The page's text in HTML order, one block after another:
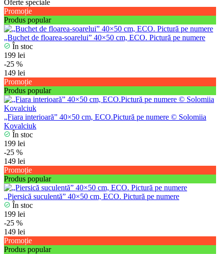
Oferte speciale
Promoție
Produs popular
„Buchet de floarea-soarelui” 40×50 cm, ECO. Pictură pe numere
În stoc
199 lei
-25 %
149 lei
Promoție
Produs popular
„Fiara interioară” 40×50 cm, ECO.Pictură pe numere © Solomiia
Kovalciuk
În stoc
199 lei
-25 %
149 lei
Promoție
Produs popular
„Piersică suculentă” 40×50 cm, ECO. Pictură pe numere
În stoc
199 lei
-25 %
149 lei
Promoție
Produs popular